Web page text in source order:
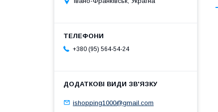
+380 (95) 564-54-24
ishopping1000@gmail.com